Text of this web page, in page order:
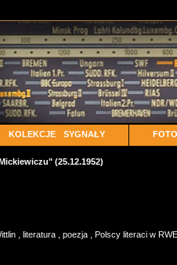
KOLEKCJE SYGNAŁY FOTO
(25.12.1952)
literatura poezja Polscy literaci w